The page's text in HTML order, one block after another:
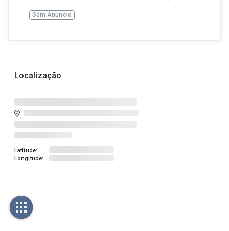
Sem Anúncio
Localização
Latitude:
Longitude: